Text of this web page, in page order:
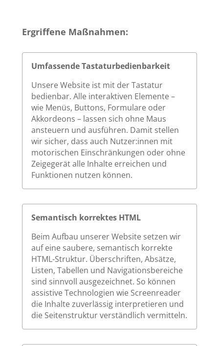
Ergriffene Maßnahmen:
Umfassende Tastaturbedienbarkeit
Unsere Website ist mit der Tastatur
bedienbar. Alle interaktiven Elemente –
wie Menüs, Buttons, Formulare oder
Akkordeons – lassen sich ohne Maus
ansteuern und ausführen. Damit stellen
wir sicher, dass auch Nutzer:innen mit
motorischen Einschränkungen oder ohne
Zeigegerät alle Inhalte erreichen und
Funktionen nutzen können.
Semantisch korrektes HTML
Beim Aufbau unserer Website setzen wir
auf eine saubere, semantisch korrekte
HTML-Struktur. Überschriften, Absätze,
Listen, Tabellen und Navigationsbereiche
sind sinnvoll ausgezeichnet. So können
assistive Technologien wie Screenreader
die Inhalte zuverlässig interpretieren und
die Seitenstruktur verständlich vermitteln.